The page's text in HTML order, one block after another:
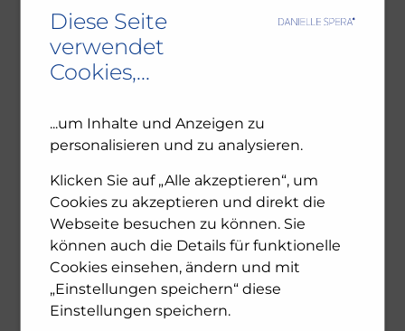
Ambivalenz in den jüdischen Gemeinden – NU102
ORF-III-Dokumentation „Das jüdische Wien“
Leseprobe: Bewegte Zeiten – Erinnern für die
Zukunft. 1945-2025
ARCHIV
December 2025
November 2025
October 2025
July 2025
June 2025
April 2025
February 2025
Diese Seite
verwendet
Cookies,...
...um Inhalte und Anzeigen zu
personalisieren und zu analysieren.
Klicken Sie auf „Alle akzeptieren“, um
Cookies zu akzeptieren und direkt die
Webseite besuchen zu können. Sie
können auch die Details für funktionelle
Cookies einsehen, ändern und mit
„Einstellungen speichern“ diese
Einstellungen speichern.